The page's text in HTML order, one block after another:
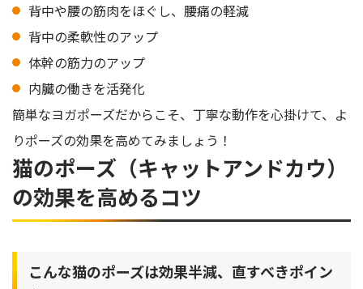
背中や腰の筋肉をほぐし、腰痛の軽減
背中の柔軟性のアップ
体幹の筋力のアップ
内臓の働きを活発化
簡単なヨガポーズだからこそ、丁寧な動作を心掛けて、よ
りポーズの効果を高めてみましょう！
猫のポーズ（キャットアンドカウ）
の効果を高めるコツ
こんな猫のポーズは効果半減、直すべきポイン